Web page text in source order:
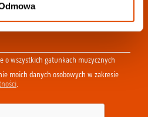
o wszystkich gatunkach muzycznych
moich danych osobowych w zakresie
.